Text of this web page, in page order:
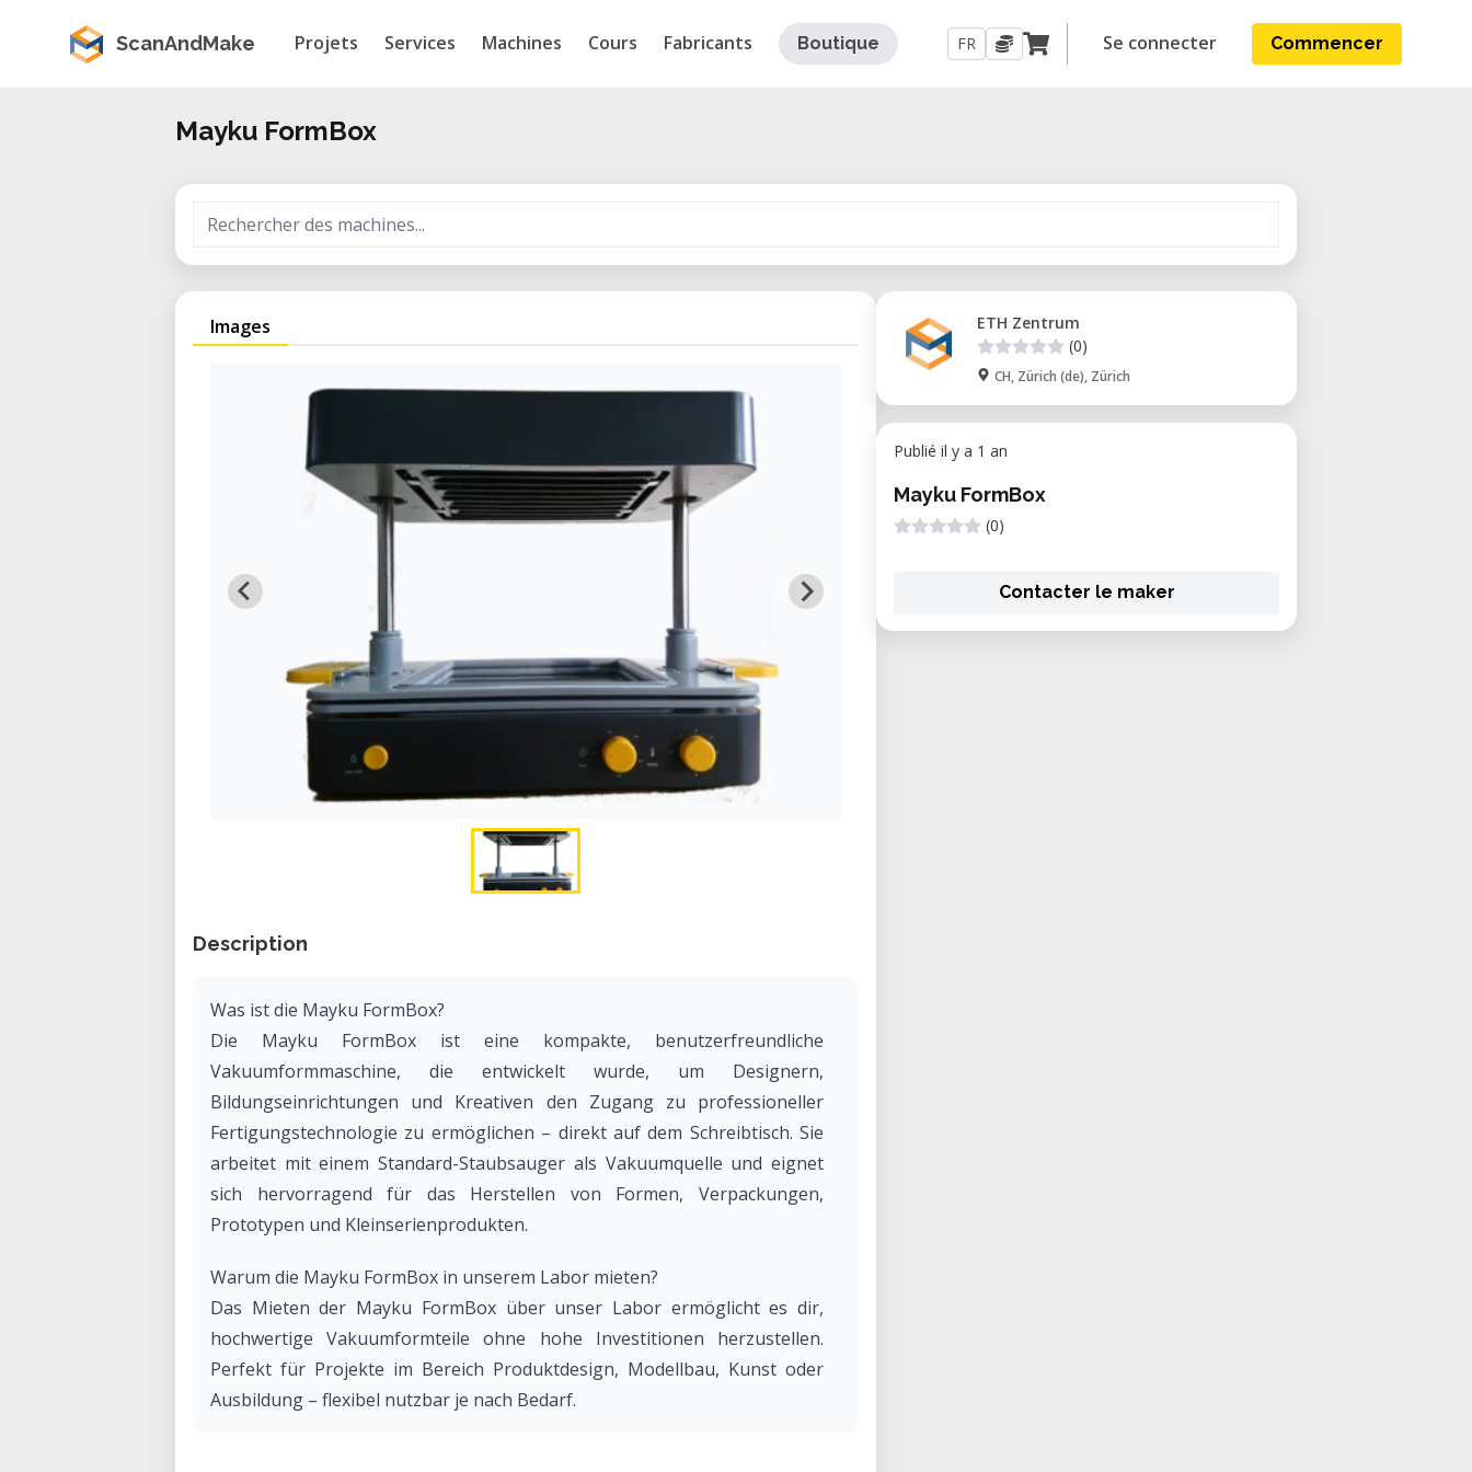
ScanAndMake Projets Services Machines Cours Fabricants Boutique FR Se connecter Commencer
Mayku FormBox
Images
Description
Was ist die Mayku FormBox?
Die Mayku FormBox ist eine kompakte, benutzerfreundliche
Vakuumformmaschine, die entwickelt wurde, um Designern,
Bildungseinrichtungen und Kreativen den Zugang zu professioneller
Fertigungstechnologie zu ermöglichen – direkt auf dem Schreibtisch. Sie
arbeitet mit einem Standard-Staubsauger als Vakuumquelle und eignet
sich hervorragend für das Herstellen von Formen, Verpackungen,
Prototypen und Kleinserienprodukten.
Warum die Mayku FormBox in unserem Labor mieten?
Das Mieten der Mayku FormBox über unser Labor ermöglicht es dir,
hochwertige Vakuumformteile ohne hohe Investitionen herzustellen.
Perfekt für Projekte im Bereich Produktdesign, Modellbau, Kunst oder
Ausbildung – flexibel nutzbar je nach Bedarf.
ETH Zentrum
(0)
CH, Zürich (de), Zürich
Publié il y a 1 an
Mayku FormBox
(0)
Contacter le maker